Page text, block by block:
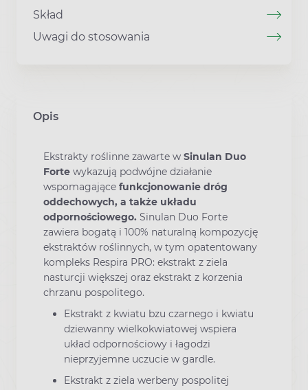
Skład
Uwagi do stosowania
Opis
Ekstrakty roślinne zawarte w Sinulan Duo
Forte wykazują podwójne działanie
wspomagające funkcjonowanie dróg
oddechowych, a także układu
odpornościowego. Sinulan Duo Forte
zawiera bogatą i 100% naturalną kompozycję
ekstraktów roślinnych, w tym opatentowany
kompleks Respira PRO: ekstrakt z ziela
nasturcji większej oraz ekstrakt z korzenia
chrzanu pospolitego.
Ekstrakt z kwiatu bzu czarnego i kwiatu
dziewanny wielkokwiatowej wspiera
układ odpornościowy i łagodzi
nieprzyjemne uczucie w gardle.
Ekstrakt z ziela werbeny pospolitej